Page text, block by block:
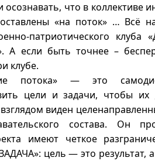
что в коллективе
«на поток» … Всё
патриотического клуба
А если быть точнее –
клубе.
потока» — это
цели и задачи, чтобы их
виден
состава. Он
имеют четкое
цель — это результат,